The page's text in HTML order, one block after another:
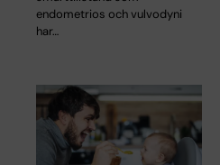
endometrios och vulvodyni
har…